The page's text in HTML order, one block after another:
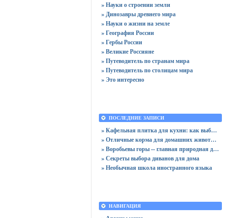
» Науки о строении земли
» Динозавры древнего мира
» Науки о жизни на земле
» География России
» Гербы России
» Великие Россияне
» Путеводитель по странам мира
» Путеводитель по столицам мира
» Это интересно
ПОСЛЕДНИЕ ЗАПИСИ
» Кафельная плитка для кухни: как выбрать практичную отделку
» Отличные корма для домашних животных
» Воробьевы горы -- главная природная достопримечательность Москвы
» Секреты выбора диванов для дома
» Необычная школа иностранного языка
НАВИГАЦИЯ